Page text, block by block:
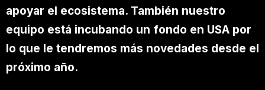
apoyar el ecosistema. También nuestro
equipo está incubando un fondo en USA por
lo que le tendremos más novedades desde el
próximo año.